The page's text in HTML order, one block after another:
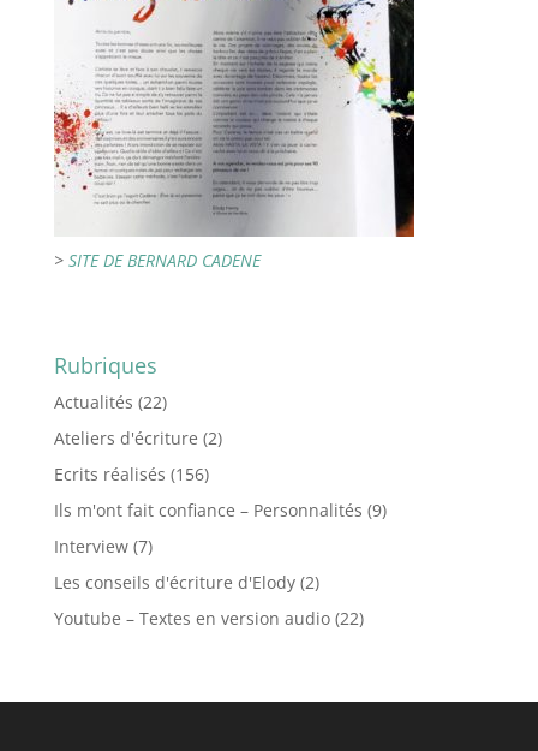
> SITE DE BERNARD CADENE
Rubriques
Actualités (22)
Ateliers d'écriture (2)
Ecrits réalisés (156)
Ils m'ont fait confiance – Personnalités (9)
Interview(7)
Les conseils d'écriture d'Elody(2)
Youtube – Textes en version audio(22)